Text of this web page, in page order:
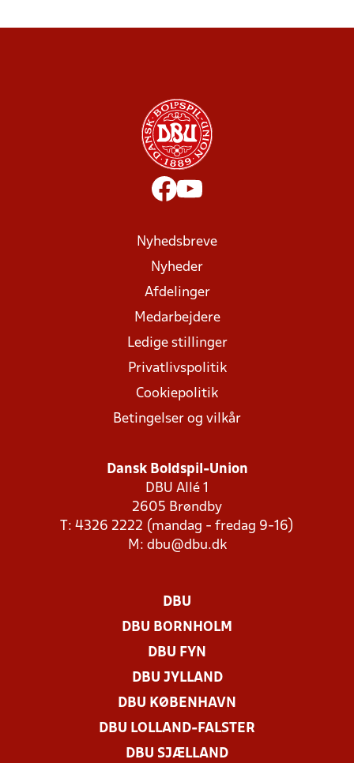
Nyhedsbreve
Nyheder
Afdelinger
Medarbejdere
Ledige stillinger
Privatlivspolitik
Cookiepolitik
Betingelser og vilkår
Dansk Boldspil-Union
DBU Allé 1
2605 Brøndby
T: 4326 2222 (mandag - fredag 9-16)
M: dbu@dbu.dk
DBU
DBU BORNHOLM
DBU FYN
DBU JYLLAND
DBU KØBENHAVN
DBU LOLLAND-FALSTER
DBU SJÆLLAND